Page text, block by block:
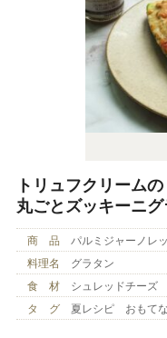
トリュフクリームの
丸ごとズッキーニ
商 品
パルミジャーノレ
料理名
グラタン
食 材
シュレッドチー
タ グ
夏レシピ おもて